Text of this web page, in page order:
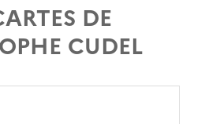
DE
CUDEL